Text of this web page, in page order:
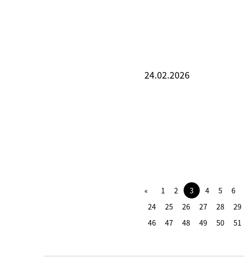
24.02.2026
1 2 3 4 5 6
24
25 26 27 28 29
46
47 48 49 50 51